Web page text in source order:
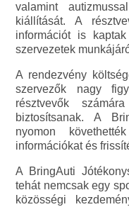
valamint
kiállítását. A
információt is
szervezetek
A rendezvény
szervezők nagy
résztvevők
biztosítsanak. A
nyomon
információkat és
A BringAuti
tehát nemcsak egy
közösségi